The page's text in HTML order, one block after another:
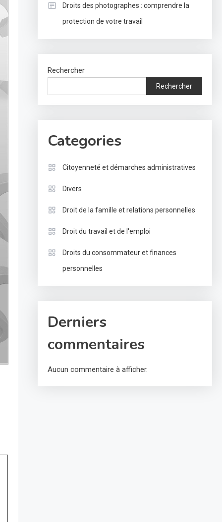
Droits des photographes : comprendre la
protection de votre travail
Rechercher
Rechercher
Categories
Citoyenneté et démarches administratives
Divers
Droit de la famille et relations personnelles
Droit du travail et de l'emploi
Droits du consommateur et finances
personnelles
Derniers
commentaires
Aucun commentaire à afficher.